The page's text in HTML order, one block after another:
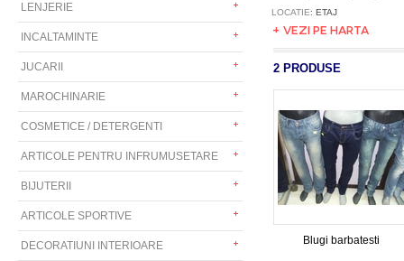
LENJERIE
INCALTAMINTE
JUCARII
MAROCHINARIE
COSMETICE / DETERGENTI
ARTICOLE PENTRU INFRUMUSETARE
BIJUTERII
ARTICOLE SPORTIVE
DECORATIUNI INTERIOARE
LOCATIE: ETAJ
+ VEZI PE HARTA
2 PRODUSE
Blugi barbatesti